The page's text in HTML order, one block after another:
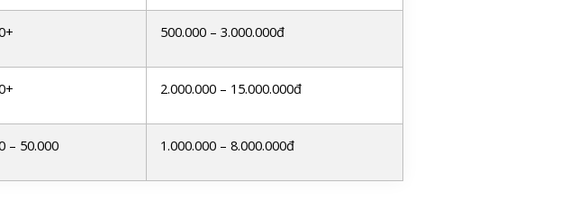
500.000 – 3.000.000đ
2.000.000 – 15.000.000đ
– 50.000 1.000.000 – 8.000.000đ